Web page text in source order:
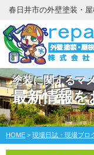
春日井市の外壁塗装・
塗装に関するマ
最新情報
HOME > 現場日誌・現場ブロ